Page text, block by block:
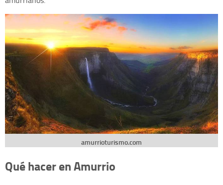
amurrioturismo.com
Qué hacer en Amurrio